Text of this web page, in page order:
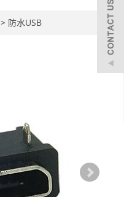
> 防水USB